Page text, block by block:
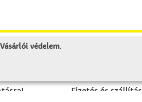
Fizetés és szállítás
védelem.